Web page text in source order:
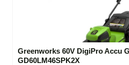
Greenworks 60V DigiPro Accu
GD60LM46SPK2X